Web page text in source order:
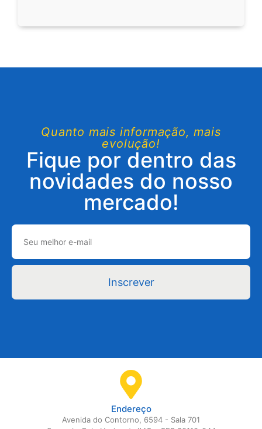
Quanto mais informação, mais
evolução!
Fique por dentro das
novidades do nosso
mercado!
Inscrever
Endereço
Avenida do Contorno, 6594 - Sala 701